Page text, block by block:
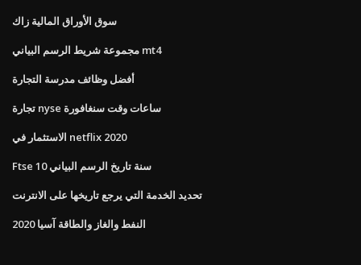
سوق الأوراق المالية زاك
مجموعة شريط الرسم البياني mt4
أفضل وظائف مدرسة التجارة
تجارة nyse ساعات وقت سنغافورة
الاستثمار في netflix 2020
Ftse 10 سنة تاريخ الرسم البياني
تحديد الخدمة التي يرجع تاريخها على الانترنت
النفط والغاز والطاقة آسيا 2020